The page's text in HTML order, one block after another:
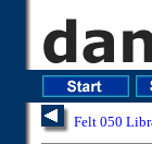
Felt 050